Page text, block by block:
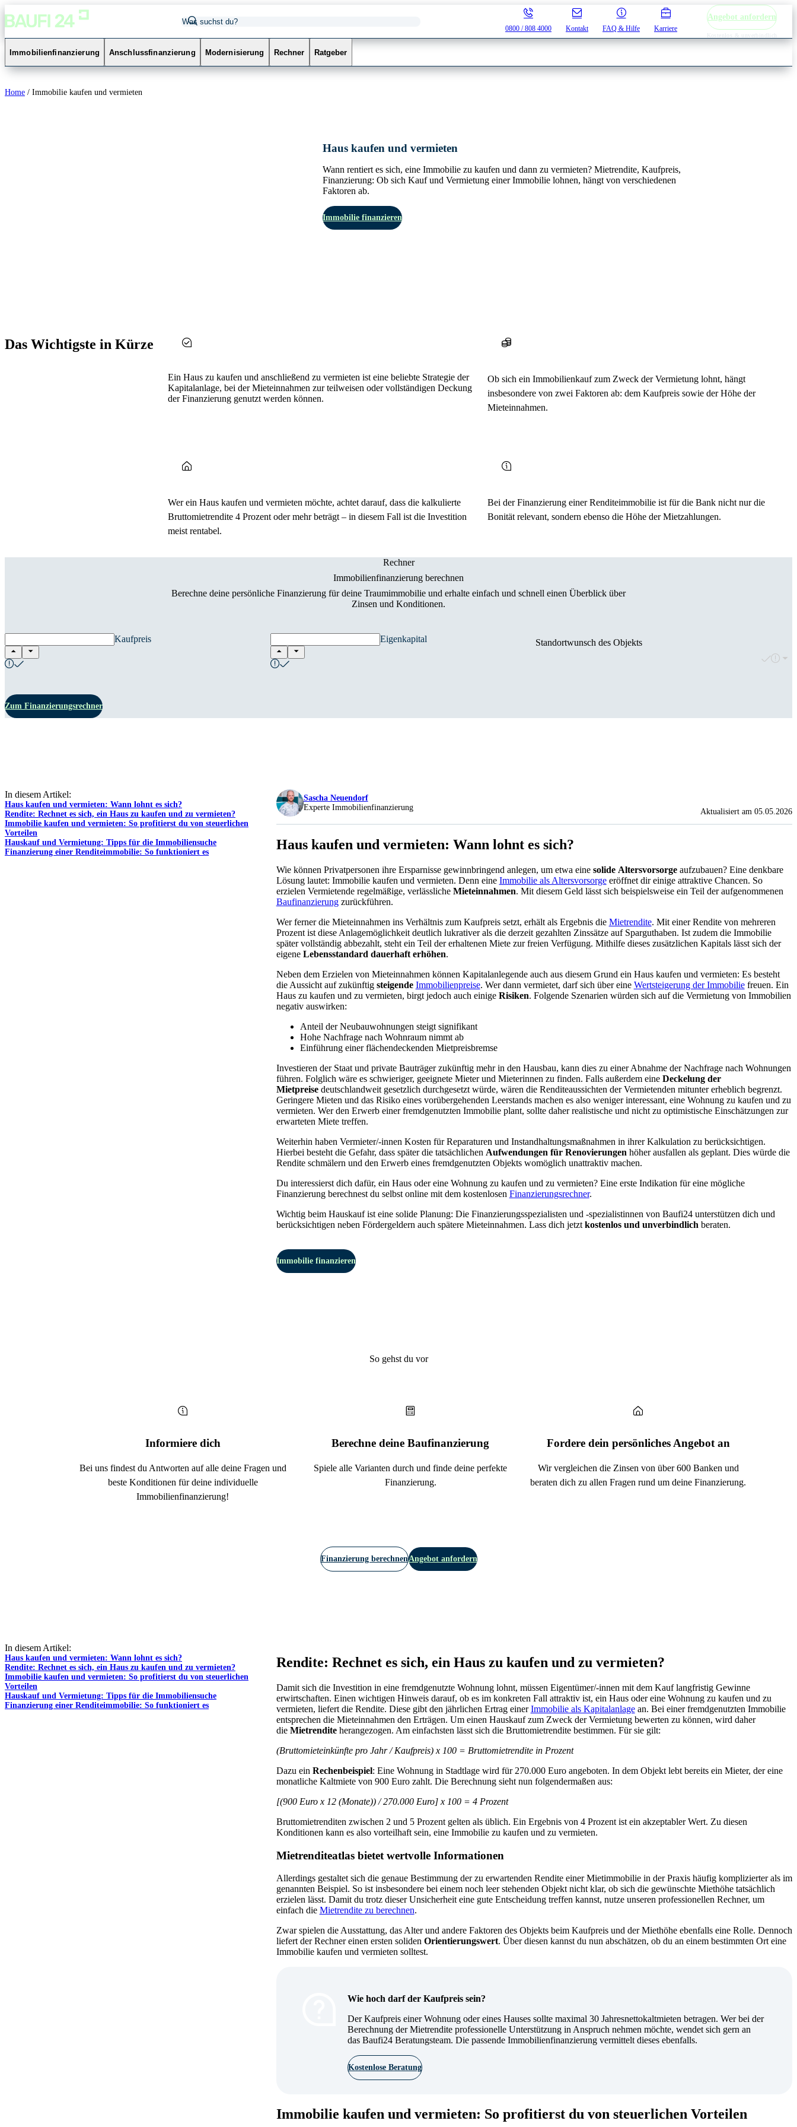
0800 / 808 4000 Kontakt FAQ & Hilfe Karriere
Angebot anfordern
Kostenlos & unverbindlich
Immobilienfinanzierung Anschlussfinanzierung Modernisierung Rechner Ratgeber
Home / Immobilie kaufen und vermieten
Haus kaufen und vermieten
Wann rentiert es sich, eine Immobilie zu kaufen und dann zu vermieten? Mietrendite, Kaufpreis,
Finanzierung: Ob sich Kauf und Vermietung einer Immobilie lohnen, hängt von verschiedenen
Faktoren ab.
Immobilie finanzieren
Das Wichtigste in Kürze
Ein Haus zu kaufen und anschließend zu vermieten ist eine beliebte Strategie der
Kapitalanlage, bei der Mieteinnahmen zur teilweisen oder vollständigen Deckung
der Finanzierung genutzt werden können.
Ob sich ein Immobilienkauf zum Zweck der Vermietung lohnt, hängt
insbesondere von zwei Faktoren ab: dem Kaufpreis sowie der Höhe der
Mieteinnahmen.
Wer ein Haus kaufen und vermieten möchte, achtet darauf, dass die kalkulierte
Bruttomietrendite 4 Prozent oder mehr beträgt – in diesem Fall ist die Investition
meist rentabel.
Bei der Finanzierung einer Renditeimmobilie ist für die Bank nicht nur die
Bonität relevant, sondern ebenso die Höhe der Mietzahlungen.
Rechner
Immobilienfinanzierung berechnen
Berechne deine persönliche Finanzierung für deine Traumimmobilie und erhalte einfach und schnell einen Überblick über
Zinsen und Konditionen.
Kaufpreis Eigenkapital Standortwunsch des Objekts
Zum Finanzierungsrechner
In diesem Artikel:
Haus kaufen und vermieten: Wann lohnt es sich?
Rendite: Rechnet es sich, ein Haus zu kaufen und zu vermieten?
Immobilie kaufen und vermieten: So profitierst du von steuerlichen
Vorteilen
Hauskauf und Vermietung: Tipps für die Immobiliensuche
Finanzierung einer Renditeimmobilie: So funktioniert es
Sascha Neuendorf
Experte Immobilienfinanzierung
Aktualisiert am 05.05.2026
Haus kaufen und vermieten: Wann lohnt es sich?
Wie können Privatpersonen ihre Ersparnisse gewinnbringend anlegen, um etwa eine solide Altersvorsorge aufzubauen? Eine denkbare
Lösung lautet: Immobilie kaufen und vermieten. Denn eine Immobilie als Altersvorsorgeeröffnet dir einige attraktive Chancen. So
erzielen Vermietende regelmäßige, verlässliche Mieteinnahmen. Mit diesem Geld lässt sich beispielsweise ein Teil der aufgenommenen
Baufinanzierungzurückführen.
Wer ferner die Mieteinnahmen ins Verhältnis zum Kaufpreis setzt, erhält als Ergebnis die Mietrendite. Mit einer Rendite von mehreren
Prozent ist diese Anlagemöglichkeit deutlich lukrativer als die derzeit gezahlten Zinssätze auf Sparguthaben. Ist zudem die Immobilie
später vollständig abbezahlt, steht ein Teil der erhaltenen Miete zur freien Verfügung. Mithilfe dieses zusätzlichen Kapitals lässt sich der
eigene Lebensstandard dauerhaft erhöhen.
Neben dem Erzielen von Mieteinnahmen können Kapitalanlegende auch aus diesem Grund ein Haus kaufen und vermieten: Es besteht
die Aussicht auf zukünftig steigende Immobilienpreise. Wer dann vermietet, darf sich über eine Wertsteigerung der Immobiliefreuen. Ein
Haus zu kaufen und zu vermieten, birgt jedoch auch einige Risiken. Folgende Szenarien würden sich auf die Vermietung von Immobilien
negativ auswirken:
Anteil der Neubauwohnungen steigt signifikant
Hohe Nachfrage nach Wohnraum nimmt ab
Einführung einer flächendeckenden Mietpreisbremse
Investieren der Staat und private Bauträger zukünftig mehr in den Hausbau, kann dies zu einer Abnahme der Nachfrage nach Wohnungen
führen. Folglich wäre es schwieriger, geeignete Mieter und Mieterinnen zu finden. Falls außerdem eine Deckelung der
Mietpreise deutschlandweit gesetzlich durchgesetzt würde, wären die Renditeaussichten der Vermietenden mitunter erheblich begrenzt.
Geringere Mieten und das Risiko eines vorübergehenden Leerstands machen es also weniger interessant, eine Wohnung zu kaufen und zu
vermieten. Wer den Erwerb einer fremdgenutzten Immobilie plant, sollte daher realistische und nicht zu optimistische Einschätzungen zur
erwarteten Miete treffen.
Weiterhin haben Vermieter/-innen Kosten für Reparaturen und Instandhaltungsmaßnahmen in ihrer Kalkulation zu berücksichtigen.
Hierbei besteht die Gefahr, dass später die tatsächlichen Aufwendungen für Renovierungen höher ausfallen als geplant. Dies würde die
Rendite schmälern und den Erwerb eines fremdgenutzten Objekts womöglich unattraktiv machen.
Du interessierst dich dafür, ein Haus oder eine Wohnung zu kaufen und zu vermieten? Eine erste Indikation für eine mögliche
Finanzierung berechnest du selbst online mit dem kostenlosen Finanzierungsrechner.
Wichtig beim Hauskauf ist eine solide Planung: Die Finanzierungsspezialisten und -spezialistinnen von Baufi24 unterstützen dich und
berücksichtigen neben Fördergeldern auch spätere Mieteinnahmen. Lass dich jetzt kostenlos und unverbindlich beraten.
Immobilie finanzieren
So gehst du vor
Informiere dich
Bei uns findest du Antworten auf alle deine Fragen und
beste Konditionen für deine individuelle
Immobilienfinanzierung!
Berechne deine Baufinanzierung
Spiele alle Varianten durch und finde deine perfekte
Finanzierung.
Fordere dein persönliches Angebot an
Wir vergleichen die Zinsen von über 600 Banken und
beraten dich zu allen Fragen rund um deine Finanzierung.
Finanzierung berechnenAngebot anfordern
In diesem Artikel:
Haus kaufen und vermieten: Wann lohnt es sich?
Rendite: Rechnet es sich, ein Haus zu kaufen und zu vermieten?
Immobilie kaufen und vermieten: So profitierst du von steuerlichen
Vorteilen
Hauskauf und Vermietung: Tipps für die Immobiliensuche
Finanzierung einer Renditeimmobilie: So funktioniert es
Rendite: Rechnet es sich, ein Haus zu kaufen und zu vermieten?
Damit sich die Investition in eine fremdgenutzte Wohnung lohnt, müssen Eigentümer/-innen mit dem Kauf langfristig Gewinne
erwirtschaften. Einen wichtigen Hinweis darauf, ob es im konkreten Fall attraktiv ist, ein Haus oder eine Wohnung zu kaufen und zu
vermieten, liefert die Rendite. Diese gibt den jährlichen Ertrag einer Immobilie als Kapitalanlage an. Bei einer fremdgenutzten Immobilie
entsprechen die Mieteinnahmen den Erträgen. Um einen Hauskauf zum Zweck der Vermietung bewerten zu können, wird daher
die Mietrendite herangezogen. Am einfachsten lässt sich die Bruttomietrendite bestimmen. Für sie gilt:
(Bruttomieteinkünfte pro Jahr / Kaufpreis) x 100 = Bruttomietrendite in Prozent
Dazu ein Rechenbeispiel: Eine Wohnung in Stadtlage wird für 270.000 Euro angeboten. In dem Objekt lebt bereits ein Mieter, der eine
monatliche Kaltmiete von 900 Euro zahlt. Die Berechnung sieht nun folgendermaßen aus:
[(900 Euro x 12 (Monate)) / 270.000 Euro] x 100 = 4 Prozent
Bruttomietrenditen zwischen 2 und 5 Prozent gelten als üblich. Ein Ergebnis von 4 Prozent ist ein akzeptabler Wert. Zu diesen
Konditionen kann es also vorteilhaft sein, eine Immobilie zu kaufen und zu vermieten.
Mietrenditeatlas bietet wertvolle Informationen
Allerdings gestaltet sich die genaue Bestimmung der zu erwartenden Rendite einer Mietimmobilie in der Praxis häufig komplizierter als im
genannten Beispiel. So ist insbesondere bei einem noch leer stehenden Objekt nicht klar, ob sich die gewünschte Miethöhe tatsächlich
erzielen lässt. Damit du trotz dieser Unsicherheit eine gute Entscheidung treffen kannst, nutze unseren professionellen Rechner, um
einfach die Mietrendite zu berechnen.
Zwar spielen die Ausstattung, das Alter und andere Faktoren des Objekts beim Kaufpreis und der Miethöhe ebenfalls eine Rolle. Dennoch
liefert der Rechner einen ersten soliden Orientierungswert. Über diesen kannst du nun abschätzen, ob du an einem bestimmten Ort eine
Immobilie kaufen und vermieten solltest.
Wie hoch darf der Kaufpreis sein?
Der Kaufpreis einer Wohnung oder eines Hauses sollte maximal 30 Jahresnettokaltmieten betragen. Wer bei der
Berechnung der Mietrendite professionelle Unterstützung in Anspruch nehmen möchte, wendet sich gern an
das Baufi24 Beratungsteam. Die passende Immobilienfinanzierung vermittelt dieses ebenfalls.
Kostenlose Beratung
Immobilie kaufen und vermieten: So profitierst du von steuerlichen Vorteilen